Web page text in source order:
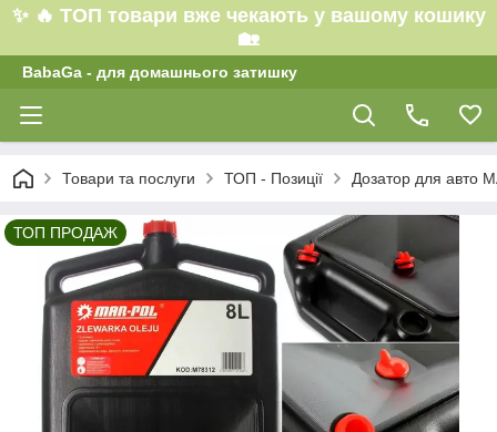
✨ 🔥 ТОП товари вже чекають у вашому кошику
🏡
BabaGa - для домашнього затишку
Товари та послуги ТОП - Позиції Дозатор для авто
ТОП ПРОДАЖ